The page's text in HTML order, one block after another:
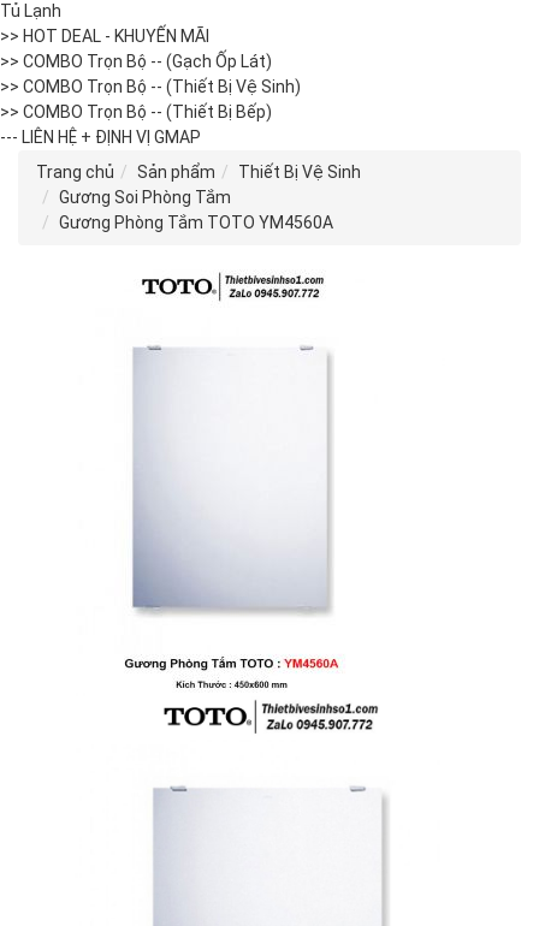
Tủ Lạnh
>> HOT DEAL - KHUYẾN MÃI
>> COMBO Trọn Bộ -- (Gạch Ốp Lát)
>> COMBO Trọn Bộ -- (Thiết Bị Vệ Sinh)
>> COMBO Trọn Bộ -- (Thiết Bị Bếp)
--- LIÊN HỆ + ĐỊNH VỊ GMAP
Trang chủ
Sản phẩm
Thiết Bị Vệ Sinh
Gương Soi Phòng Tắm
Gương Phòng Tắm TOTO YM4560A